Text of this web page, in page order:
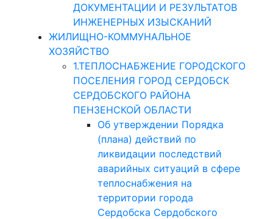
ДОКУМЕНТАЦИИ И РЕЗУЛЬТАТОВ
ИНЖЕНЕРНЫХ ИЗЫСКАНИЙ
ЖИЛИЩНО-КОММУНАЛЬНОЕ
ХОЗЯЙСТВО
1.ТЕПЛОСНАБЖЕНИЕ ГОРОДСКОГО
ПОСЕЛЕНИЯ ГОРОД СЕРДОБСК
СЕРДОБСКОГО РАЙОНА
ПЕНЗЕНСКОЙ ОБЛАСТИ
Об утверждении Порядка
(плана) действий по
ликвидации последствий
аварийных ситуаций в сфере
теплоснабжения на
территории города
Сердобска Сердобского